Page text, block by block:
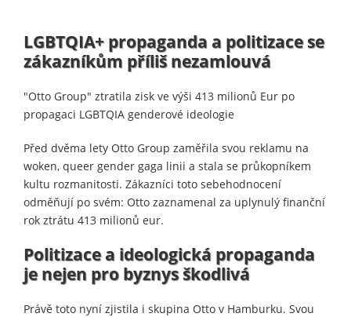
LGBTQIA+ propaganda a politizace se
zákazníkům příliš nezamlouvá
"Otto Group" ztratila zisk ve výši 413 milionů Eur po
propagaci LGBTQIA genderové ideologie
Před dvěma lety Otto Group zaměřila svou reklamu na
woken, queer gender gaga linii a stala se průkopníkem
kultu rozmanitosti. Zákazníci toto sebehodnocení
odměňují po svém: Otto zaznamenal za uplynulý finanční
rok ztrátu 413 milionů eur.
Politizace a ideologická propaganda
je nejen pro byznys škodlivá
Právě toto nyní zjistila i skupina Otto v Hamburku. Svou